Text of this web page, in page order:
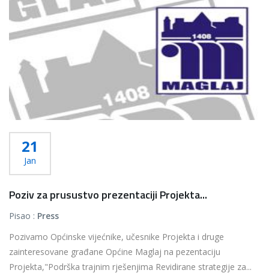
21
Jan
Poziv za prusustvo prezentaciji Projekta...
Pisao : Press
Pozivamo Općinske vijećnike, učesnike Projekta i druge
zainteresovane građane Općine Maglaj na pezentaciju
Projekta,"Podrška trajnim rješenjima Revidirane strategije za...